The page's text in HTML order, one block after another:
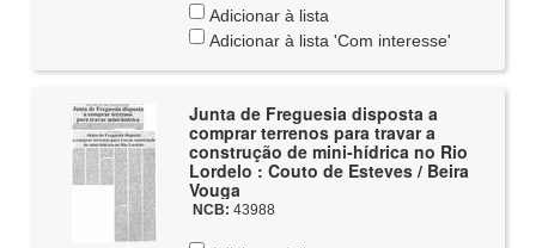
Adicionar à lista
Adicionar à lista 'Com interesse'
Junta de Freguesia disposta a
comprar terrenos para travar a
construção de mini-hídrica no Rio
Lordelo : Couto de Esteves / Beira
Vouga
NCB: 43988